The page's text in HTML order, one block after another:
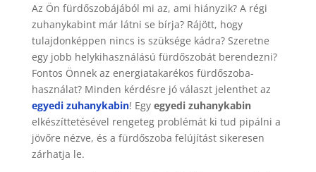
Az Ön fürdőszobájából mi az, ami hiányzik? A régi
zuhanykabint már látni se bírja? Rájött, hogy
tulajdonképpen nincs is szüksége kádra? Szeretne
egy jobb helykihasználású fürdőszobát berendezni?
Fontos Önnek az energiatakarékos fürdőszoba-
használat? Minden kérdésre jó választ jelenthet az
egyedi zuhanykabin! Egy egyedi zuhanykabin
elkészíttetésével rengeteg problémát ki tud pipálni a
jövőre nézve, és a fürdőszoba felújítást sikeresen
zárhatja le.